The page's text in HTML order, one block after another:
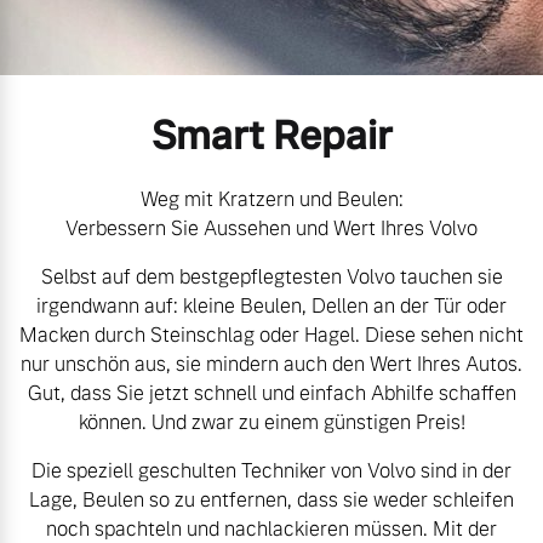
Geschäftskunden
Editionsmodelle
Konnektivität
Angebot anfragen
Volvo Gebrauchtwagenbörse
Zubehörkatalog
Service by Volvo
Sie erhalten bei uns eine
Vielzahl von Original
Kontakt und Anfahrt
Smart Repair
Weg mit Kratzern und Beulen:
Verbessern Sie Aussehen und Wert Ihres Volvo
Selbst auf dem bestgepflegtesten Volvo tauchen sie
irgendwann auf: kleine Beulen, Dellen an der Tür oder
Macken durch Steinschlag oder Hagel. Diese sehen nicht
nur unschön aus, sie mindern auch den Wert Ihres Autos.
Gut, dass Sie jetzt schnell und einfach Abhilfe schaffen
können. Und zwar zu einem günstigen Preis!
Die speziell geschulten Techniker von Volvo sind in der
Lage, Beulen so zu entfernen, dass sie weder schleifen
noch spachteln und nachlackieren müssen. Mit der